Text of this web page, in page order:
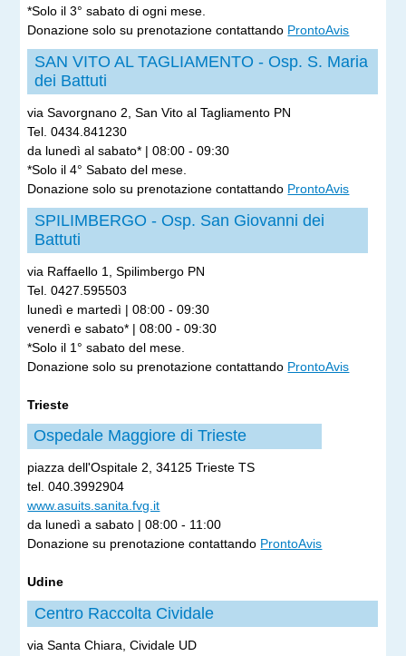
*Solo il 3° sabato di ogni mese.
Donazione solo su prenotazione contattando ProntoAvis
SAN VITO AL TAGLIAMENTO - Osp. S. Maria
dei Battuti
via Savorgnano 2, San Vito al Tagliamento PN
Tel. 0434.841230
da lunedì al sabato* | 08:00 - 09:30
*Solo il 4° Sabato del mese.
Donazione solo su prenotazione contattando ProntoAvis
SPILIMBERGO - Osp. San Giovanni dei
Battuti
via Raffaello 1, Spilimbergo PN
Tel. 0427.595503
lunedì e martedì | 08:00 - 09:30
venerdì e sabato* | 08:00 - 09:30
*Solo il 1° sabato del mese.
Donazione solo su prenotazione contattando ProntoAvis
Trieste
Ospedale Maggiore di Trieste
piazza dell'Ospitale 2, 34125 Trieste TS
tel. 040.3992904
www.asuits.sanita.fvg.it
da lunedì a sabato | 08:00 - 11:00
Donazione su prenotazione contattando ProntoAvis
Udine
Centro Raccolta Cividale
via Santa Chiara, Cividale UD